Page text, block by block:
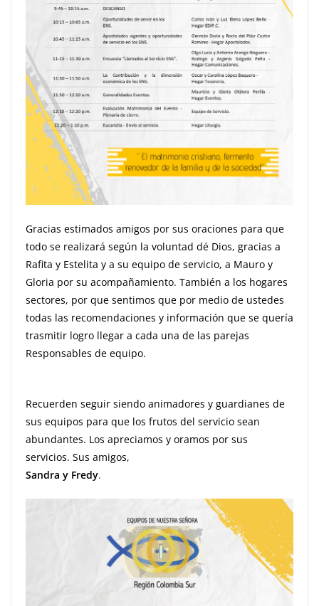
Gracias estimados amigos por sus oraciones para que
todo se realizará según la voluntad dé Dios, gracias a
Rafita y Estelita y a su equipo de servicio, a Mauro y
Gloria por su acompañamiento. También a los hogares
sectores, por que sentimos que por medio de ustedes
todas las recomendaciones y información que se quería
trasmitir logro llegar a cada una de las parejas
Responsables de equipo.
Recuerden seguir siendo animadores y guardianes de
sus equipos para que los frutos del servicio sean
abundantes. Los apreciamos y oramos por sus
servicios. Sus amigos,
Sandra y Fredy.